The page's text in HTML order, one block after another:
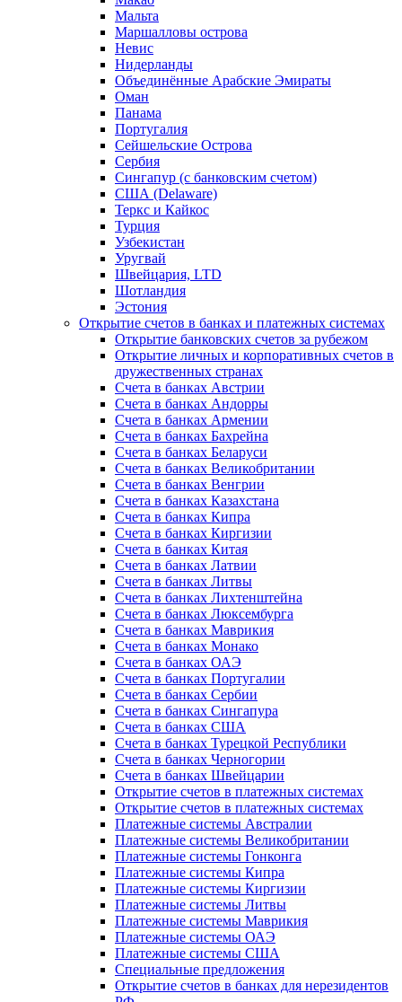
Мальта
Маршалловы острова
Нeвис
Нидерланды
Объединённые Арабские Эмираты
Оман
Панама
Португалия
Сейшельские Острова
Сербия
Сингапур (c банковским счетом)
США (Delaware)
Теркс и Кайкос
Турция
Узбекистан
Уругвай
Швейцария, LTD
Шотландия
Эстония
Открытие счетов в банках и платежных системах
Открытие банковских счетов за рубежом
Открытие личных и корпоративных счетов в
дружественных странах
Счета в банках Австрии
Счета в банках Андорры
Счета в банках Армении
Счета в банках Бахрейна
Счета в банках Беларуси
Счета в банках Великобритании
Счета в банках Венгрии
Счета в банках Казахстана
Счета в банках Кипра
Счета в банках Киргизии
Счета в банках Китая
Счета в банках Латвии
Счета в банках Литвы
Счета в банках Лихтенштейна
Счета в банках Люксембурга
Счета в банках Маврикия
Счета в банках Монако
Счета в банках ОАЭ
Счета в банках Португалии
Счета в банках Сербии
Счета в банках Сингапура
Счета в банках США
Счета в банках Турецкой Республики
Счета в банках Черногории
Счета в банках Швейцарии
Открытие счетов в платежных системах
Открытие счетов в платежных системах
Платежные системы Австралии
Платежные системы Великобритании
Платежные системы Гонконга
Платежные системы Кипра
Платежные системы Киргизии
Платежные системы Литвы
Платежные системы Маврикия
Платежные системы ОАЭ
Платежные системы США
Специальные предложения
Открытие счетов в банках для нерезидентов